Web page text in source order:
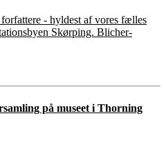
- hyldest af vores fælles
Skørping. Blicher-
på museet i Thorning